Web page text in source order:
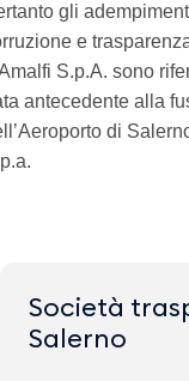
gli
e
S.p.A. sono
antecedente alla
di
Società
Salerno